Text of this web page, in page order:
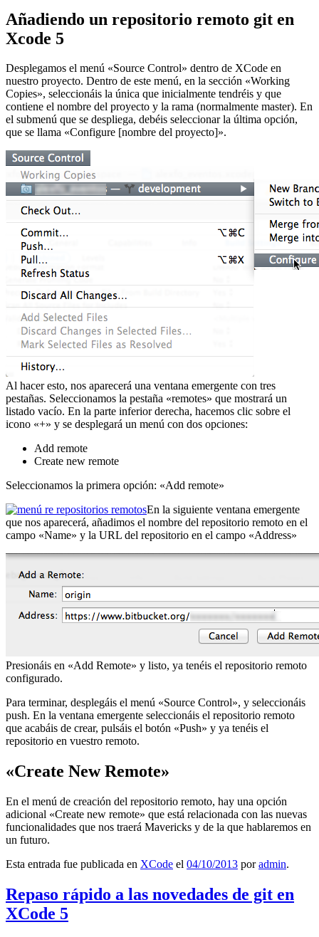
Añadiendo un repositorio remoto git en
Xcode 5
Desplegamos el menú «Source Control» dentro de XCode en
nuestro proyecto. Dentro de este menú, en la sección «Working
Copies», seleccionáis la única que inicialmente tendréis y que
contiene el nombre del proyecto y la rama (normalmente master). En
el submenú que se despliega, debéis seleccionar la última opción,
que se llama «Configure [nombre del proyecto]».
Al hacer esto, nos aparecerá una ventana emergente con tres
pestañas. Seleccionamos la pestaña «remotes» que mostrará un
listado vacío. En la parte inferior derecha, hacemos clic sobre el
icono «+» y se desplegará un menú con dos opciones:
Add remote
Create new remote
Seleccionamos la primera opción: «Add remote»
En la siguiente ventana emergente
que nos aparecerá, añadimos el nombre del repositorio remoto en el
campo «Name» y la URL del repositorio en el campo «Address»
Presionáis en «Add Remote» y listo, ya tenéis el repositorio remoto
configurado.
Para terminar, desplegáis el menú «Source Control», y seleccionáis
push. En la ventana emergente seleccionáis el repositorio remoto
que acabáis de crear, pulsáis el botón «Push» y ya tenéis el
repositorio en vuestro remoto.
«Create New Remote»
En el menú de creación del repositorio remoto, hay una opción
adicional «Create new remote» que está relacionada con las nuevas
funcionalidades que nos traerá Mavericks y de la que hablaremos en
un futuro.
Esta entrada fue publicada en XCode el 04/10/2013 poradmin.
Repaso rápido a las novedades de git en
XCode 5